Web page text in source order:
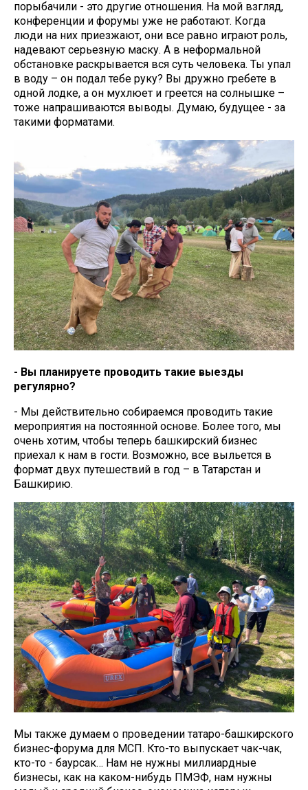
порыбачили - это другие отношения. На мой взгляд,
конференции и форумы уже не работают. Когда
люди на них приезжают, они все равно играют роль,
надевают серьезную маску. А в неформальной
обстановке раскрывается вся суть человека. Ты упал
в воду – он подал тебе руку? Вы дружно гребете в
одной лодке, а он мухлюет и греется на солнышке –
тоже напрашиваются выводы. Думаю, будущее - за
такими форматами.
- Вы планируете проводить такие выезды
регулярно?
- Мы действительно собираемся проводить такие
мероприятия на постоянной основе. Более того, мы
очень хотим, чтобы теперь башкирский бизнес
приехал к нам в гости. Возможно, все выльется в
формат двух путешествий в год – в Татарстан и
Башкирию.
Мы также думаем о проведении татаро-башкирского
бизнес-форума для МСП. Кто-то выпускает чак-чак,
кто-то - баурсак… Нам не нужны миллиардные
бизнесы, как на каком-нибудь ПМЭФ, нам нужны